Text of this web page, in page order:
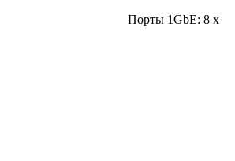
Порты 1GbE: 8 x